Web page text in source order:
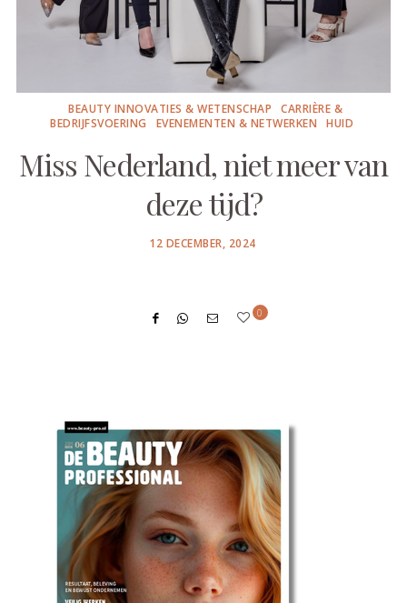
BEAUTY INNOVATIES & WETENSCHAP
CARRIÈRE &
BEDRIJFSVOERING
EVENEMENTEN & NETWERKEN HUID
Miss Nederland, niet meer van
deze tijd?
POSTED
12 DECEMBER, 2024
0